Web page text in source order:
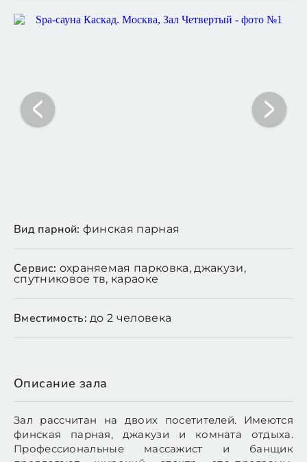
Вид парной: финская парная
Сервис: охраняемая парковка, джакузи,
спутниковое тв, караоке
Вместимость: до 2 человека
Описание зала
Зал рассчитан на двоих посетителей. Имеются
финская парная, джакузи и комната отдыха.
Профессиональные массажист и банщик